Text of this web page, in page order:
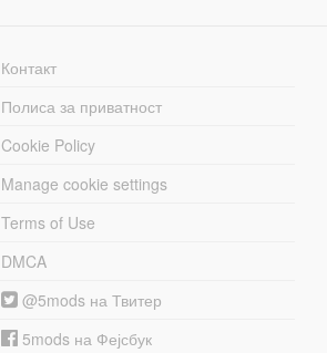
Контакт
Полиса за приватност
Cookie Policy
Manage cookie settings
Terms of Use
DMCA
@5mods на Твитер
5mods на Фејсбук